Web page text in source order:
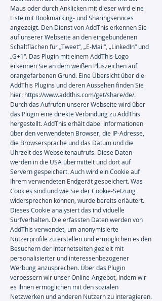
Maus oder durch Anklicken mit dieser wird eine
Liste mit Bookmarking- und Sharingservices
angezeigt. Den Dienst von AddThis erkennen Sie
auf unserer Webseite an den eingebundenen
Schaltflächen für „Tweet“, „E-Mail“, „LinkedIn“ und
„G+1“. Das Plugin mit einem AddThis-Logo
erkennen Sie an dem weißen Pluszeichen auf
orangefarbenen Grund. Eine Übersicht über die
AddThis Plugins und deren Aussehen finden Sie
hier: https://www.addthis.com/get/share/de/.
Durch das Aufrufen unserer Webseite wird über
das Plugin eine direkte Verbindung zu AddThis
hergestellt. AddThis erhält dabei Informationen
über den verwendeten Browser, die IP-Adresse,
die Browsersprache und das Datum und die
Uhrzeit des Webseitenaufrufs. Diese Daten
werden in die USA übermittelt und dort auf
Servern gespeichert. Auch wird ein Cookie auf
Ihrem verwendeten Endgerät gespeichert. Was
Cookies sind und wie Sie der Cookie-Setzung
widersprechen können, wurde bereits erläutert.
Dieses Cookie analysiert das individuelle
Surfverhalten. Die erfassten Daten werden von
AddThis verwendet, um anonymisierte
Nutzerprofile zu erstellen und ermöglichen es den
Besuchern der Internetseiten gezielt mit
personalisierter und interessenbezogener
Werbung anzusprechen. Über das Plugin
verbessern wir unser Online-Angebot, indem wir
es Ihnen ermöglichen mit den sozialen
Netzwerken und anderen Nutzern zu interagieren.